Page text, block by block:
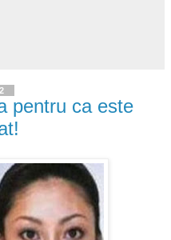
pentru ca este